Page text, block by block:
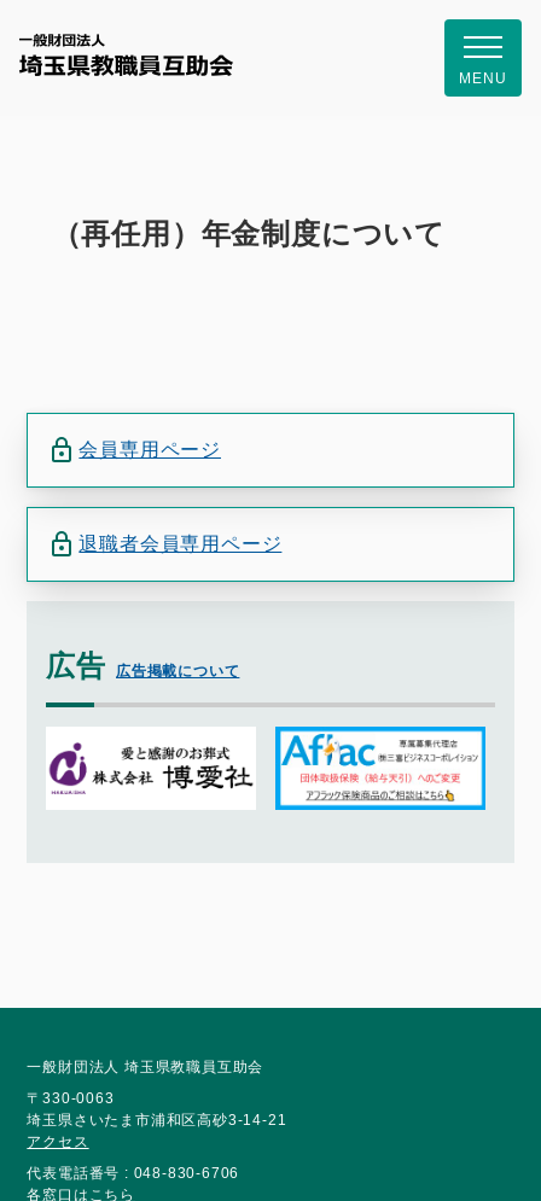
一般財団
MENU
（再任用）年金制度について
会員専用ページ
退職者会員専用ページ
広告 広告掲載について
一般財団法人 埼玉県教職員互助会
〒330-0063
埼玉県さいたま市浦和区高砂3-14-21
アクセス
代表電話番号 : 048-830-6706
各窓口はこちら